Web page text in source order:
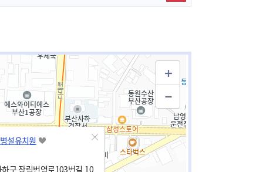
설유치원
구 장림번영로103번길 10